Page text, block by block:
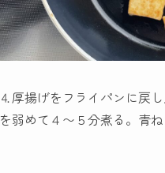
⒋厚揚げをフライパンに戻
を弱めて４〜５分煮る。青